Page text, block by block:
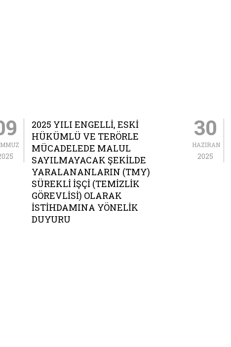
2025 YILI ENGELLI, ESKI
HÜKÜMLÜ VE TERÖRLE
MÜCADELEDE MALUL
SAYILMAYACAK ŞEKILDE
YARALANANLARIN (TMY)
SÜREKLI İŞÇI (TEMIZLIK
GÖREVLISI) OLARAK
İSTIHDAMINA YÖNELIK
DUYURU
30
HAZIRAN
2025